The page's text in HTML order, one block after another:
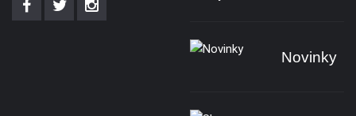
Novinky